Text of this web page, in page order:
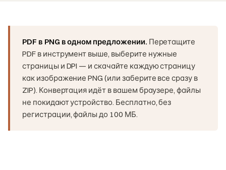
PDF в PNG в одном предложении. Перетащите
PDF в инструмент выше, выберите нужные
страницы и DPI — и скачайте каждую страницу
как изображение PNG (или заберите все сразу в
ZIP). Конвертация идёт в вашем браузере, файлы
не покидают устройство. Бесплатно, без
регистрации, файлы до 100 МБ.